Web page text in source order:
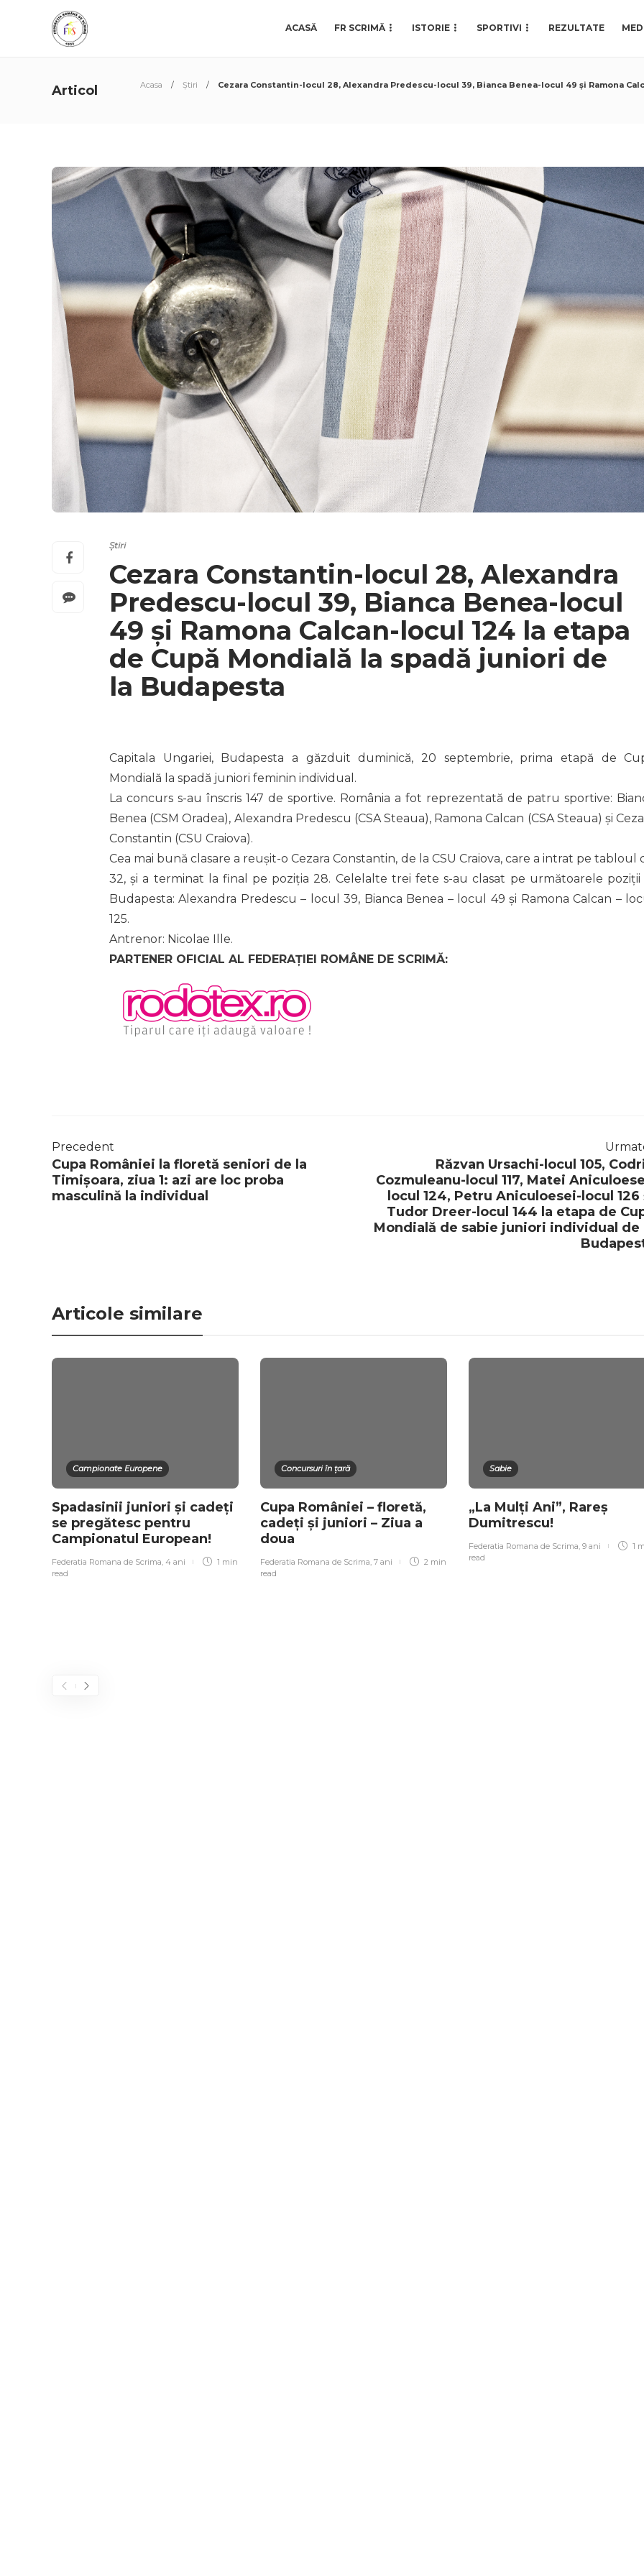
ACASĂ FR SCRIMĂ ISTORIE SPORTIVI REZULTATE
Articol Acasa Știri
Cezara Constantin-locul 28, Alexandra Predescu-locul 39, Bianca Benea-locul 49 și Ramona
Știri
Cezara Constantin-locul 28, Alexandra
Predescu-locul 39, Bianca Benea-locul
49 și Ramona Calcan-locul 124 la etapa
de Cupă Mondială la spadă juniori de
la Budapesta
Capitala Ungariei, Budapesta a găzduit duminică, 20 septembrie, prima etapă de
Mondială la spadă juniori feminin individual.
La concurs s-au înscris 147 de sportive. România a fot reprezentată de patru sportive:
Benea (CSM Oradea), Alexandra Predescu (CSA Steaua), Ramona Calcan (CSA Steaua) și
Constantin (CSU Craiova).
Cea mai bună clasare a reușit-o Cezara Constantin, de la CSU Craiova, care a intrat pe tabloul
32, și a terminat la final pe poziția 28. Celelalte trei fete s-au clasat pe următoarele poziții
Budapesta: Alexandra Predescu – locul 39, Bianca Benea – locul 49 și Ramona Calcan –
125.
Antrenor: Nicolae Ille.
PARTENER OFICIAL AL FEDERAȚIEI ROMÂNE DE SCRIMĂ:
Precedent
Cupa României la floretă seniori de la
Timișoara, ziua 1: azi are loc proba
masculină la individual
Răzvan Ursachi-locul 105,
Cozmuleanu-locul 117, Matei
locul 124, Petru Aniculoesei-locul 126
Tudor Dreer-locul 144 la etapa de
Mondială de sabie juniori individual de
Articole similare
Campionate Europene
Spadasinii juniori și cadeți
se pregătesc pentru
Campionatul European!
Federatia Romana de Scrima, 4 ani
1 min
read
Concursuri în țară
Cupa României – floretă,
cadeți și juniori – Ziua a
doua
Federatia Romana de Scrima, 7 ani
2 min
read
Sabie
„La Mulți Ani”, Rareș
Dumitrescu!
Federatia Romana de Scrima, 9 ani
1
read